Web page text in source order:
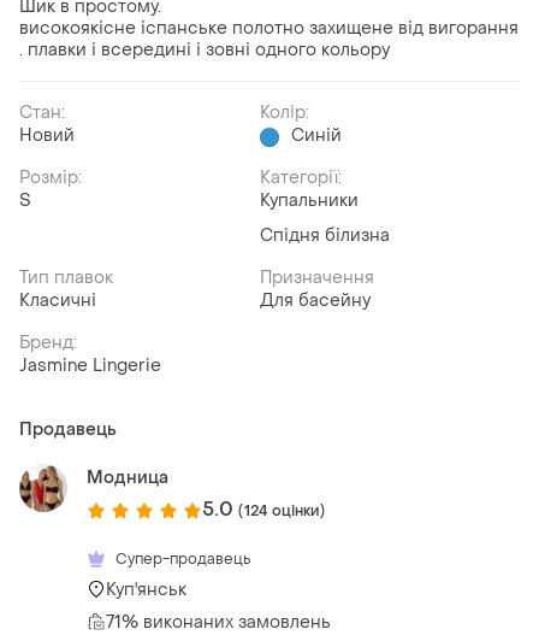
Шик в простому.
високоякісне іспанське полотно захищене від вигорання
. плавки і всередині і зовні одного кольору
Стан:
Новий
Колір:
Синій
Розмір:
S
Категорії:
Купальники
Спідня білизна
Тип плавок
Класичні
Призначення
Для басейну
Бренд:
Jasmine Lingerie
Продавець
Модница
5.0 (124 оцінки)
Супер-продавець
Куп'янськ
71% виконаних замовлень